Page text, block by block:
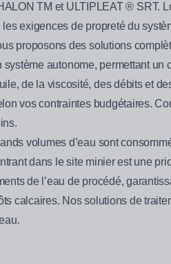
TM et ULTIPLEAT ® SRT.
exigences de propreté du
proposons des solutions
autonome, permettant
de la viscosité, des débits et
vos contraintes budgétaires.
volumes d’eau sont
dans le site minier est une
de l’eau de procédé,
calcaires. Nos solutions de